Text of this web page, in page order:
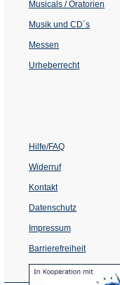
Musicals / Oratorien
Musik und CD´s
Messen
Urheberrecht
Hilfe/FAQ
Widerruf
Kontakt
Datenschutz
Impressum
Barrierefreiheit